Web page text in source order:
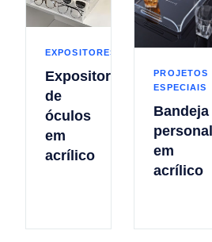
EXPOSITORES
Expositor
de
óculos
em
acrílico
PROJETOS
ESPECIAIS
Bandeja
em
acrílico